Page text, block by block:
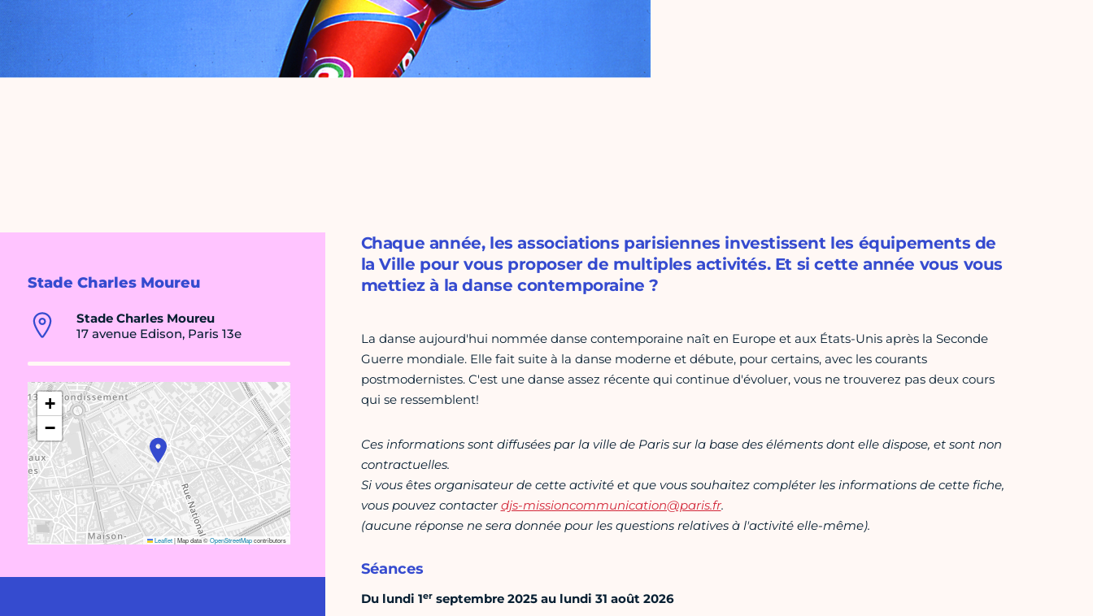
Stade Charles Moureu
Stade Charles Moureu
17 avenue Edison, Paris 13e
+
−
Leaflet|Map data ©OpenStreetMapcontributors
Chaque année, les associations parisiennes investissent les équipements de
la Ville pour vous proposer de multiples activités. Et si cette année vous vous
mettiez à la danse contemporaine ?
La danse aujourd'hui nommée danse contemporaine naît en Europe et aux États-Unis après la Seconde
Guerre mondiale. Elle fait suite à la danse moderne et débute, pour certains, avec les courants
postmodernistes. C'est une danse assez récente qui continue d'évoluer, vous ne trouverez pas deux cours
qui se ressemblent!
Ces informations sont diffusées par la ville de Paris sur la base des éléments dont elle dispose, et sont non
contractuelles.
Si vous êtes organisateur de cette activité et que vous souhaitez compléter les informations de cette fiche,
vous pouvez contacterdjs-missioncommunication@paris.fr.
(aucune réponse ne sera donnée pour les questions relatives à l'activité elle-même).
Séances
Du lundi 1erseptembre 2025 au lundi 31 août 2026